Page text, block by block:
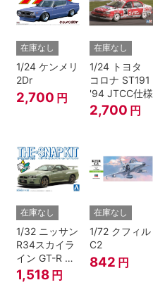
在庫なし
1/24 ケンメリ
2Dr
2,700 円
在庫なし
1/24 トヨタ
コロナ ST191
'94 JTCC仕様
2,700 円
在庫なし
1/32 ニッサン
R34スカイラ
イン GT-R ニ
ュル(ミレニア
ムジェイド)
1,518 円
在庫なし
1/72 クフィル
C2
842 円